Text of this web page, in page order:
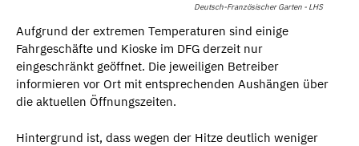
Deutsch-Französischer Garten - LHS
Aufgrund der extremen Temperaturen sind einige
Fahrgeschäfte und Kioske im DFG derzeit nur
eingeschränkt geöffnet. Die jeweiligen Betreiber
informieren vor Ort mit entsprechenden Aushängen über
die aktuellen Öffnungszeiten.
Hintergrund ist, dass wegen der Hitze deutlich weniger